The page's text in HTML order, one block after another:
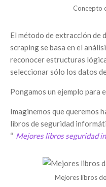
Concepto
El método de extracción de
scraping se basa en el
reconocer estructuras
seleccionar sólo los datos
Pongamos un ejemplo para
Imaginemos que queremos
libros de seguridad
“ Mejores libros seguridad
Mejores libros